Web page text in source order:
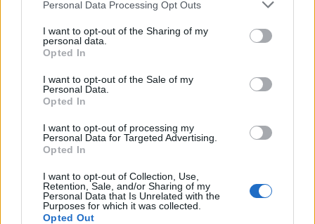
Personal Data Processing Opt Outs
I want to opt-out of the Sharing of my
personal data.
Opted In
I want to opt-out of the Sale of my
Personal Data.
Opted In
I want to opt-out of processing my
Personal Data for Targeted Advertising.
Opted In
I want to opt-out of Collection, Use,
Retention, Sale, and/or Sharing of my
Personal Data that Is Unrelated with the
Purposes for which it was collected.
Opted Out
18 - 62
Scarica riepilogo
stagionale
Giornata Voto FV Entrato Uscito